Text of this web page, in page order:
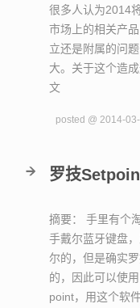
很多人认为2014
市场上的相关产
立还是附属的问
大。关于这个造
文
posted @ 2014-
罗技
摘要： 手里有个
手戴尔蓝牙键盘
尔的，但是确实
的，因此可以使
point，用这个软